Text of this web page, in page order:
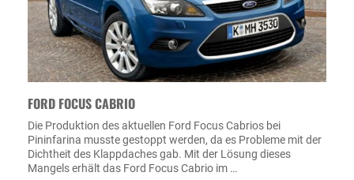
FORD FOCUS CABRIO
Die Produktion des aktuellen Ford Focus Cabrios bei
Pininfarina musste gestoppt werden, da es Probleme mit der
Dichtheit des Klappdaches gab. Mit der Lösung dieses
Mangels erhält das Ford Focus Cabrio im …